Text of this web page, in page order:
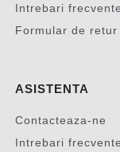
Intrebari frecvente
Formular de retur
ASISTENTA
Contacteaza-ne
Intrebari frecvente